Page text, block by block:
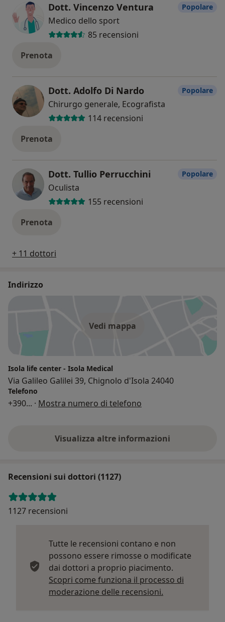
Dott. Vincenzo Ventura
Medico dello sport
85 recensioni
Popolare
Prenota
Dott. Adolfo Di Nardo
Chirurgo generale, Ecografista
114 recensioni
Popolare
Prenota
Dott. Tullio Perrucchini
Oculista
155 recensioni
Popolare
Prenota
+ 11 dottori
Indirizzo
Vedi mappa
Isola life center - Isola Medical
Via Galileo Galilei 39, Chignolo d'Isola 24040
Telefono
+390... · Mostra numero di telefono
Visualizza altre informazioni
Recensioni sui dottori (1127)
1127 recensioni
Tutte le recensioni contano e non
possono essere rimosse o modificate
dai dottori a proprio piacimento.
Scopri come funziona il processo di
moderazione delle recensioni.